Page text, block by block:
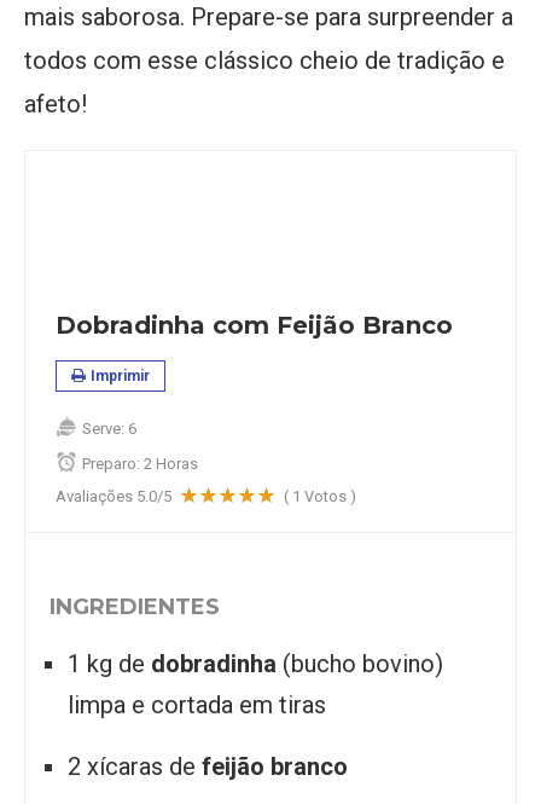
mais saborosa. Prepare-se para surpreender a
todos com esse clássico cheio de tradição e
afeto!
Dobradinha com Feijão Branco
Imprimir
Serve: 6
Preparo: 2 Horas
Avaliações 5.0/5 ( 1 Votos )
INGREDIENTES
1 kg de dobradinha (bucho bovino)
limpa e cortada em tiras
2 xícaras de feijão branco